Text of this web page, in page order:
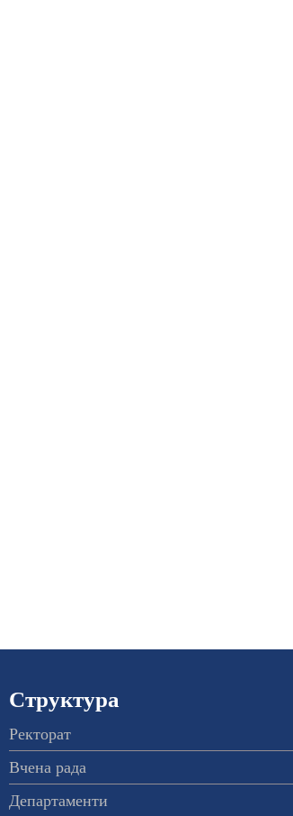
Структура
Ректорат
Вчена рада
Департаменти